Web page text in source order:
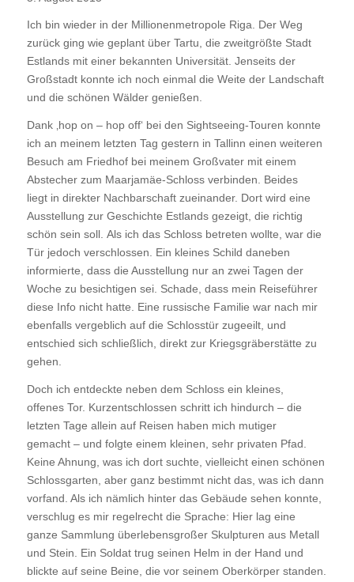
Ich bin wieder in der Millionenmetropole Riga. Der Weg
zurück ging wie geplant über Tartu, die zweitgrößte Stadt
Estlands mit einer bekannten Universität. Jenseits der
Großstadt konnte ich noch einmal die Weite der Landschaft
und die schönen Wälder genießen.
Dank ‚hop on – hop off‘ bei den Sightseeing-Touren konnte
ich an meinem letzten Tag gestern in Tallinn einen weiteren
Besuch am Friedhof bei meinem Großvater mit einem
Abstecher zum Maarjamäe-Schloss verbinden. Beides
liegt in direkter Nachbarschaft zueinander. Dort wird eine
Ausstellung zur Geschichte Estlands gezeigt, die richtig
schön sein soll. Als ich das Schloss betreten wollte, war die
Tür jedoch verschlossen. Ein kleines Schild daneben
informierte, dass die Ausstellung nur an zwei Tagen der
Woche zu besichtigen sei. Schade, dass mein Reiseführer
diese Info nicht hatte. Eine russische Familie war nach mir
ebenfalls vergeblich auf die Schlosstür zugeeilt, und
entschied sich schließlich, direkt zur Kriegsgräberstätte zu
gehen.
Doch ich entdeckte neben dem Schloss ein kleines,
offenes Tor. Kurzentschlossen schritt ich hindurch – die
letzten Tage allein auf Reisen haben mich mutiger
gemacht – und folgte einem kleinen, sehr privaten Pfad.
Keine Ahnung, was ich dort suchte, vielleicht einen schönen
Schlossgarten, aber ganz bestimmt nicht das, was ich dann
vorfand. Als ich nämlich hinter das Gebäude sehen konnte,
verschlug es mir regelrecht die Sprache: Hier lag eine
ganze Sammlung überlebensgroßer Skulpturen aus Metall
und Stein. Ein Soldat trug seinen Helm in der Hand und
blickte auf seine Beine, die vor seinem Oberkörper standen.